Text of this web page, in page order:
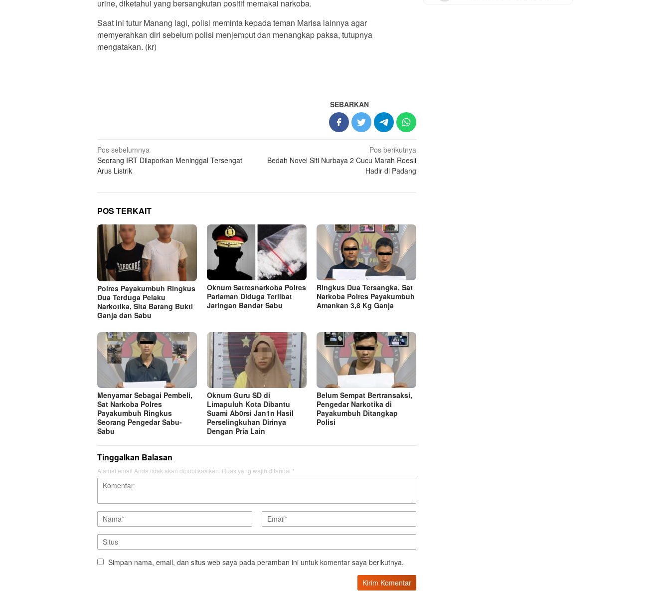
urine, diketahui yang bersangkutan positif memakai narkoba.
Saat ini tutur Manang lagi, polisi meminta kepada teman Marisa lainnya agar
memyerahkan diri sebelum polisi menjemput dan menangkap paksa, tutupnya
mengatakan. (kr)
SEBARKAN
Navigasi
pos
Pos sebelumnya
Seorang IRT Dilaporkan Meninggal Tersengat
Arus Listrik
Pos berikutnya
Bedah Novel Siti Nurbaya 2 Cucu Marah Roesli
Hadir di Padang
POS TERKAIT
Polres Payakumbuh Ringkus
Dua Terduga Pelaku
Narkotika, Sita Barang Bukti
Ganja dan Sabu
Oknum Satresnarkoba Polres
Pariaman Diduga Terlibat
Jaringan Bandar Sabu
Ringkus Dua Tersangka, Sat
Narkoba Polres Payakumbuh
Amankan 3,8 Kg Ganja
Menyamar Sebagai Pembeli,
Sat Narkoba Polres
Payakumbuh Ringkus
Seorang Pengedar Sabu-
Sabu
Oknum Guru SD di
Limapuluh Kota Dibantu
Suami Ab0rsi Jan1n Hasil
Perselingkuhan Dirinya
Dengan Pria Lain
Belum Sempat Bertransaksi,
Pengedar Narkotika di
Payakumbuh Ditangkap
Polisi
Tinggalkan Balasan
Alamat email Anda tidak akan dipublikasikan. Ruas yang wajib ditandai *
Simpan nama, email, dan situs web saya pada peramban ini untuk komentar saya berikutnya.